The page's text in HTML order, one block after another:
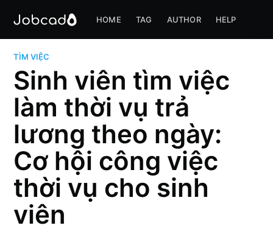
HOME TAG AUTHOR HELP
TÌM VIỆC
Sinh viên tìm việc
làm thời vụ trả
lương theo ngày:
Cơ hội công việc
thời vụ cho sinh
viên